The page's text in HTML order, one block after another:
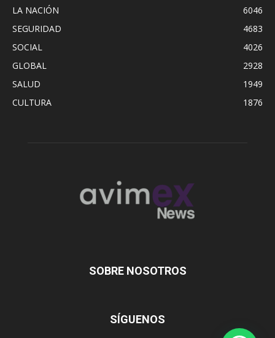
LA NACIÓN
6046
SEGURIDAD
4683
SOCIAL
4026
GLOBAL
2928
SALUD
1949
CULTURA
1876
SOBRE NOSOTROS
SÍGUENOS